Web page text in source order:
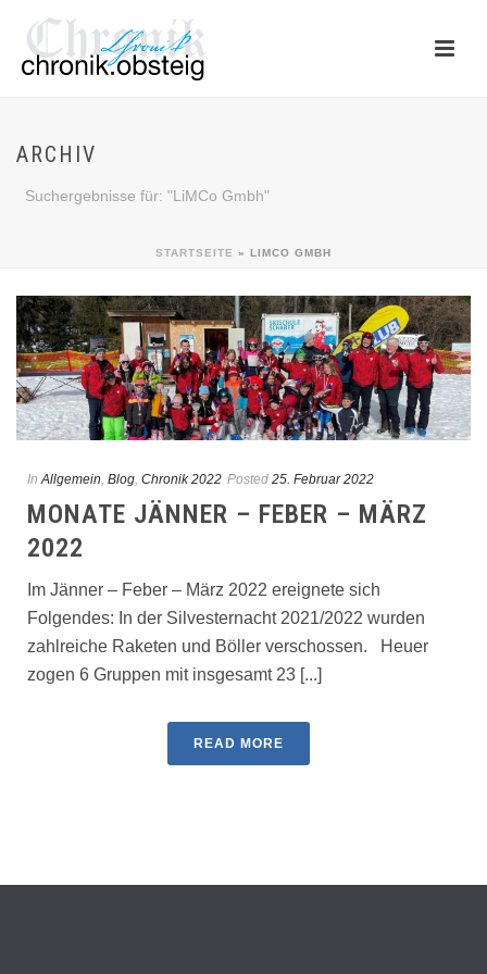
ARCHIV
Suchergebnisse für: "LiMCo Gmbh"
STARTSEITE » LIMCO GMBH
In Allgemein, Blog, Chronik 2022 Posted 25. Februar 2022
MONATE JÄNNER – FEBER – MÄRZ
2022
Im Jänner – Feber – März 2022 ereignete sich
Folgendes: In der Silvesternacht 2021/2022 wurden
zahlreiche Raketen und Böller verschossen. Heuer
zogen 6 Gruppen mit insgesamt 23 [...]
READ MORE